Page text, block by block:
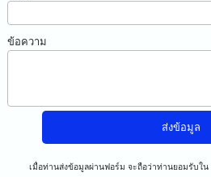
ข้อความ
เมื่อท่านส่งข้อมูลผ่านฟอร์ม จะถือว่าท่านยอมรับใน